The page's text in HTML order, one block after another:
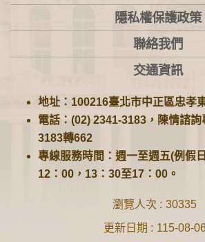
隱私權保護政策
聯絡我們
交通資訊
地址：100216臺北市中正區忠孝
電話：(02) 2341-3183，陳情諮
3183轉662
專線服務時間：週一至週五(例假
12：00，13：30至17：00。
瀏覽人次
30335
更新日期
115-08-